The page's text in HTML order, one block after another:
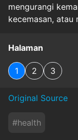
mengurangi
kecemasan, atau
Halaman
1 2 3
Original Source
#health